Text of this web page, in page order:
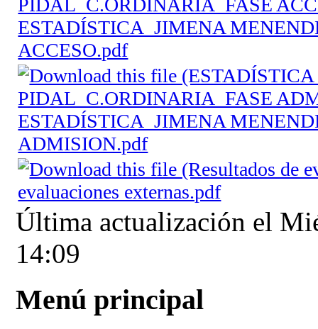
ESTADÍSTICA_JIMENA
ACCESO.pdf
ESTADÍSTICA_JIMENA
ADMISION.pdf
evaluaciones externas.pdf
Última actualización el
14:09
Menú principal